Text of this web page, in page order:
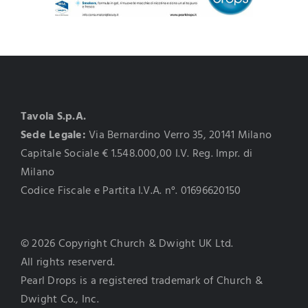
Tavola S.p.A.
Sede Legale:Via Bernardino Verro 35, 20141 Milano
Capitale Sociale € 1.548.000,00 I.V. Reg. Impr. di
Milano
Codice Fiscale e Partita I.V.A. n°. 01696620150
© 2026 Copyright Church & Dwight UK Ltd.
All rights reserverd.
Pearl Drops is a registered trademark of Church &
Dwight Co., Inc.